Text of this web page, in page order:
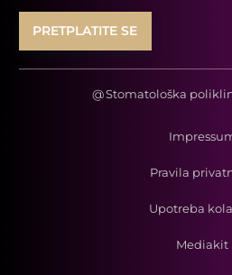
@Stomatološka
Pravila
Upotreba
Mediakit